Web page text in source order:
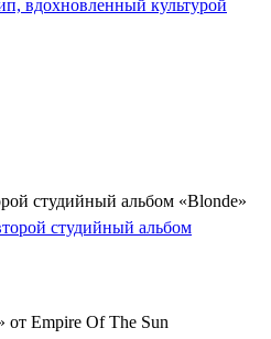
студийный альбом «Blonde»
Empire Of The Sun